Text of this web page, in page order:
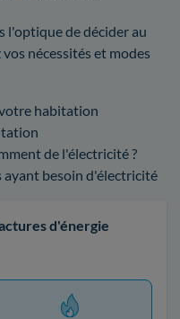
l'optique de décider au
nécessités et modes
habitation
de l'électricité ?
ayant besoin d'électricité
d'énergie